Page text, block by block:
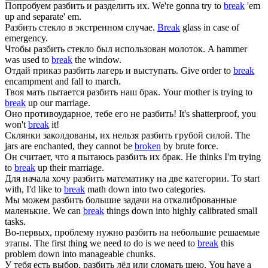
Попробуем разбить и разделить их. We're gonna try to break 'em
up and separate' em.
Разбить стекло в экстренном случае. Break glass in case of
emergency.
Чтобы разбить стекло был использован молоток. A hammer
was used to break the window.
Отдай приказ разбить лагерь и выступать. Give order to break
encampment and fall to march.
Твоя мать пытается разбить наш брак. Your mother is trying to
break up our marriage.
Оно противоударное, тебе его не разбить! It's shatterproof, you
won'tbreak it!
Склянки заколдованы, их нельзя разбить грубой силой. The
jars are enchanted, they cannot be broken by brute force.
Он считает, что я пытаюсь разбить их брак. He thinks I'm trying
to break up their marriage.
Для начала хочу разбить математику на две категории. To start
with, I'd like to break math down into two categories.
Мы можем разбить большие задачи на откалиброванные
маленькие. We can break things down into highly calibrated small
tasks.
Во-первых, проблему нужно разбить на небольшие решаемые
этапы. The first thing we need to do is we need to break this
problem down into manageable chunks.
У тебя есть выбор, разбить лёд или сломать шею. You have a